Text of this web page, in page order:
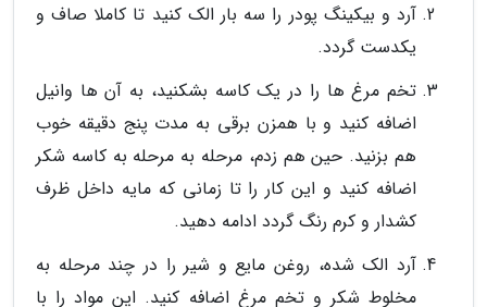
آرد و بیکینگ پودر را سه بار الک کنید تا کاملا صاف و
یکدست گردد.
تخم مرغ ها را در یک کاسه بشکنید، به آن ها وانیل
اضافه کنید و با همزن برقی به مدت پنج دقیقه خوب
هم بزنید. حین هم زدم، مرحله به مرحله به کاسه شکر
اضافه کنید و این کار را تا زمانی که مایه داخل ظرف
کشدار و کرم رنگ گردد ادامه دهید.
آرد الک شده، روغن مایع و شیر را در چند مرحله به
مخلوط شکر و تخم مرغ اضافه کنید. این مواد را با